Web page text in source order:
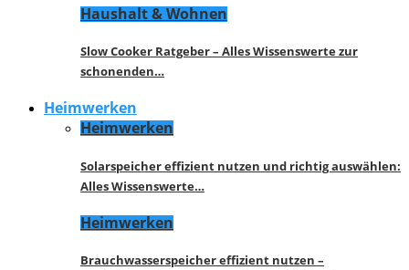
Haushalt & Wohnen
Slow Cooker Ratgeber – Alles Wissenswerte zur
schonenden…
Heimwerken
Heimwerken
Solarspeicher effizient nutzen und richtig auswählen:
Alles Wissenswerte…
Heimwerken
Brauchwasserspeicher effizient nutzen –